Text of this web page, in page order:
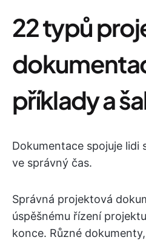
22 typů
příklady a
Dokumentace spojuje lidi
ve správný čas.
Správná projektová
úspěšnému řízení
konce. Různé